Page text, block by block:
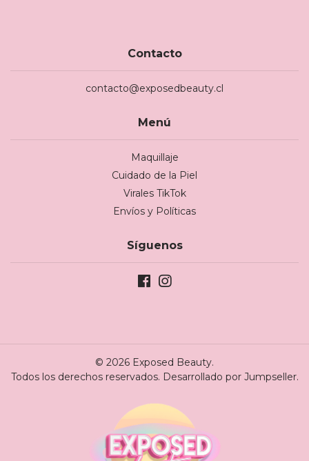
Contacto
contacto@exposedbeauty.cl
Menú
Maquillaje
Cuidado de la Piel
Virales TikTok
Envíos y Políticas
Síguenos
© 2026 Exposed Beauty.
Todos los derechos reservados. Desarrollado por Jumpseller.